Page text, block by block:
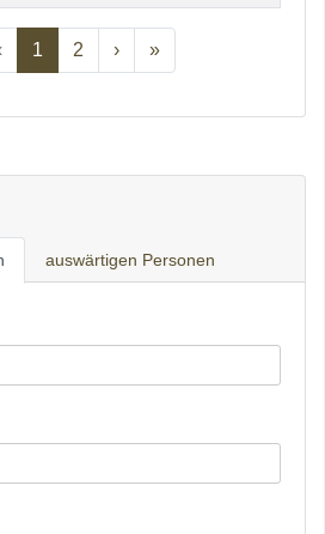
Previous
1 2 ›Next
»Previous
auswärtigen Personen